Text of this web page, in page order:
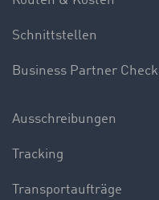
Schnittstellen
Business Partner Check
Ausschreibungen
Tracking
Transportaufträge